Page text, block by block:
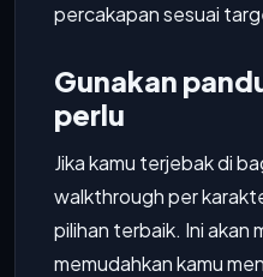
percakapan sesuai
Gunakan
perlu
Jika kamu terjebak di
walkthrough per
pilihan terbaik. Ini akan
memudahkan kamu